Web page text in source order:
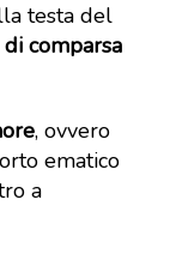
testa del
comparsa
, ovvero
ematico
a